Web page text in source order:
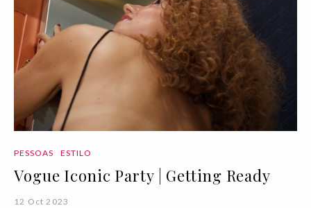
PESSOAS ESTILO
Vogue Iconic Party | Getting Ready
12 Oct 2023